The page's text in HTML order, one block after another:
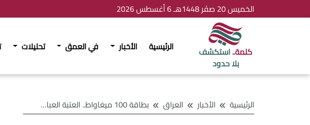
الخميس 20 صفَر 1448هـ 6 أغسطس 2026
كلمة..استكشف
بلا حدود
الرئيسية الأخبار في العمق تحليلات
الرئيسية الأخبار العراق بطاقة 100 ميغاواط.. العتبة العباسية تفتتح أول مصنع لإنتاج الألواح الشمسية في البلاد